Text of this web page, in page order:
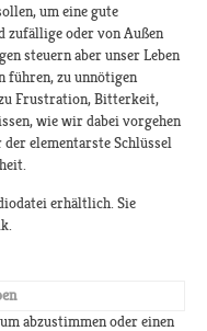
um eine gute
zufällige oder von Außen
steuern aber unser Leben
führen, zu unnötigen
Frustration, Bitterkeit,
wie wir dabei vorgehen
elementarste Schlüssel
erhältlich. Sie
abzustimmen oder einen